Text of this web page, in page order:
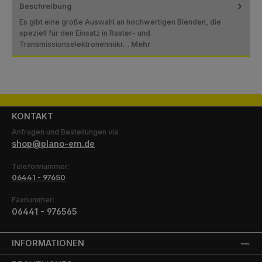
Beschreibung
Es gibt eine große Auswahl an hochwertigen Blenden, die
speziell für den Einsatz in Raster- und
Transmissionselektronenmikr… Mehr
KONTAKT
Anfragen und Bestellungen via
shop@plano-em.de
Telefonnummer:
06441 - 97650
Faxnummer:
06441 - 976565
INFORMATIONEN